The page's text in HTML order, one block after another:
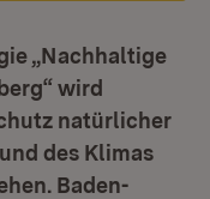
„Nachhaltige
wird
natürlicher
des Klimas
Baden-